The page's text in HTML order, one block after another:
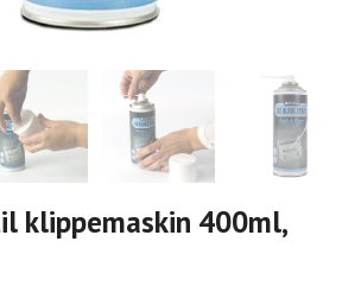
klippemaskin 400ml,